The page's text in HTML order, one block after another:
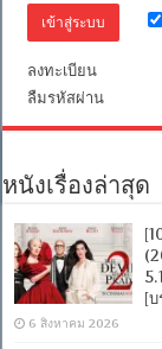
ลงทะเบียน
ลืมรหัสผ่าน
หนังเรื่องล่าสุด
[
6 สิงหาคม 2026